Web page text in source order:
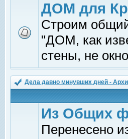
ДОМ для
Строим
"ДОМ, как
стены, не
Дела давно минувших дней -
Из Общих
Перенесено